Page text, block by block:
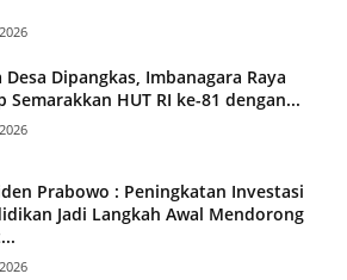
Desa Dipangkas, Imbanagara Raya
Semarakkan HUT RI ke-81 dengan...
Prabowo : Peningkatan Investasi
Jadi Langkah Awal Mendorong